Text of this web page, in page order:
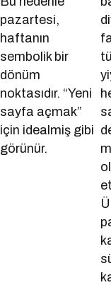
pazartesi,
haftanın
sembolik bir
dönüm
noktasıdır. “Yeni
sayfa açmak”
için idealmiş gibi
görünür.